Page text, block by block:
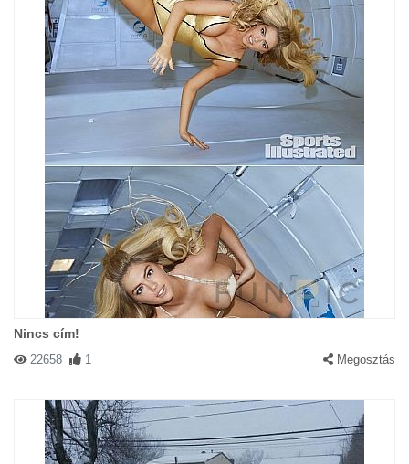
Nincs cím!
22658 1 Megosztás